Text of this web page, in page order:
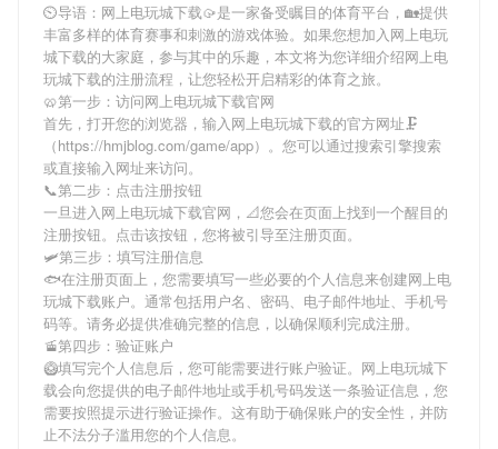
⏲导语： 网上电玩城下载🥠是一家备受瞩目的体育平台，🏡提供
丰富多样的体育赛事和刺激的游戏体验。如果您想加入网上电玩
城下载的大家庭，参与其中的乐趣，本文将为您详细介绍网上电
玩城下载的注册流程，让您轻松开启精彩的体育之旅。
🥨第一步：访问网上电玩城下载官网
首先，打开您的浏览器，输入网上电玩城下载的官方网址🗜
（https://hmjblog.com/game/app）。您可以通过搜索引擎搜索
或直接输入网址来访问。
📞第二步：点击注册按钮
一旦进入网上电玩城下载官网，📐您会在页面上找到一个醒目的
注册按钮。点击该按钮，您将被引导至注册页面。
🛩第三步：填写注册信息
🐟在注册页面上，您需要填写一些必要的个人信息来创建网上电
玩城下载账户。通常包括用户名、密码、电子邮件地址、手机号
码等。请务必提供准确完整的信息，以确保顺利完成注册。
🚡第四步：验证账户
🥝填写完个人信息后，您可能需要进行账户验证。 网上电玩城下
载会向您提供的电子邮件地址或手机号码发送一条验证信息，您
需要按照提示进行验证操作。这有助于确保账户的安全性，并防
止不法分子滥用您的个人信息。